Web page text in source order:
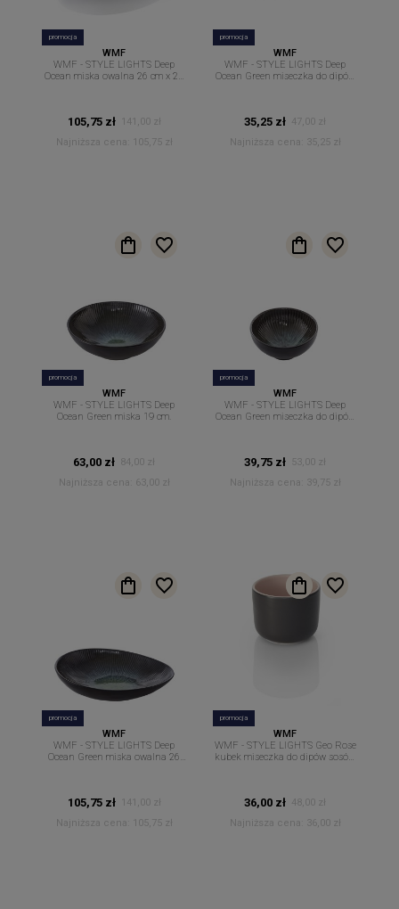
promocja
WMF
WMF - STYLE LIGHTS Deep
Ocean miska owalna 26 cm x 23
105,75 zł
141,00 zł
Najniższa cena:
105,75 zł
promocja
WMF
WMF - STYLE LIGHTS Deep
Ocean Green miseczka do dipów
35,25 zł
47,00 zł
Najniższa cena:
35,25 zł
promocja
WMF
WMF - STYLE LIGHTS Deep
Ocean Green miska 19 cm.
63,00 zł 84,00 zł
Najniższa cena:
63,00 zł
promocja
WMF
WMF - STYLE LIGHTS Deep
Ocean Green miseczka do dipów
39,75 zł
53,00 zł
Najniższa cena:
39,75 zł
promocja
WMF
WMF - STYLE LIGHTS Deep
Ocean Green miska owalna 26
105,75 zł
141,00 zł
Najniższa cena:
105,75 zł
promocja
WMF
WMF - STYLE LIGHTS Geo Rose
kubek miseczka do dipów sosów
36,00 zł
48,00 zł
Najniższa cena:
36,00 zł